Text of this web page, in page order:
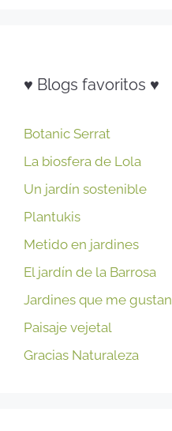
♥ Blogs favoritos ♥
Botanic Serrat
La biosfera de Lola
Un jardín sostenible
Plantukis
Metido en jardines
El jardín de la Barrosa
Jardines que me gustan
Paisaje vejetal
Gracias Naturaleza